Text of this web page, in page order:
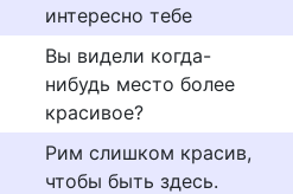
интересно тебе
Вы видели когда-
нибудь место более
красивое?
Рим слишком красив,
чтобы быть здесь.